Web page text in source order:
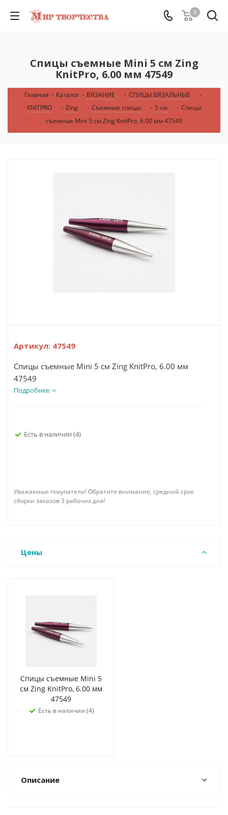
0
Спицы съемные Mini 5 см Zing
KnitPro, 6.00 мм 47549
Главная - Каталог - ВЯЗАНИЕ - СПИЦЫ ВЯЗАЛЬНЫЕ
-
KNITPRO
- Zing - Съемные спицы - 5 см - Спицы
съемные Mini 5 см Zing KnitPro, 6.00 мм 47549
Артикул: 47549
Спицы съемные Mini 5 см Zing KnitPro, 6.00 мм
47549
Подробнее
Есть в наличии (4)
Уважаемые покупатели! Обратите внимание, средний срок
сборки заказов 3 рабочих дня!
Цены
Спицы съемные Mini 5
см Zing KnitPro, 6.00 мм
47549
Есть в наличии (4)
Описание